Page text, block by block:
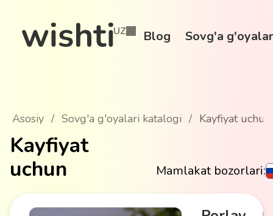
UZ Blog Sovg'a
Asosiy / Sovg'a g'oyalari katalogi / Kayfiyat uchun
Kayfiyat
uchun
Mamlakat bozorlari: